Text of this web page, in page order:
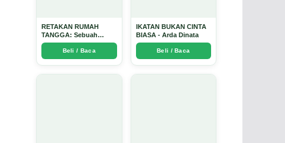
RETAKAN RUMAH
TANGGA: Sebuah
Perjalanan Emosional
yang Intim dan
Mendalam - Arda Dinata
Beli / Baca
IKATAN BUKAN CINTA
BIASA - Arda Dinata
Beli / Baca